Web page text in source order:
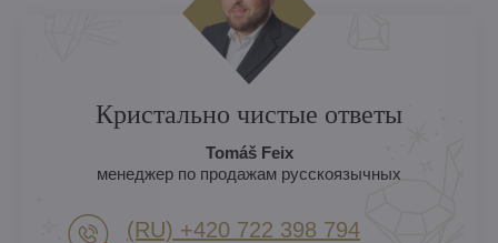
Кристально чистые ответы
Tomáš Feix
менеджер по продажам русскоязычных
(RU) +420 722 398 794​